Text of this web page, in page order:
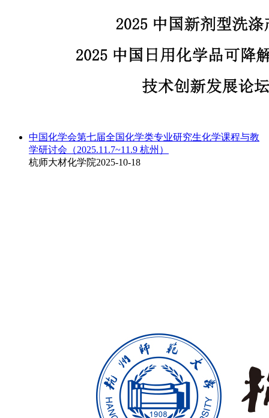
中国化学会第七届全国化学类专业研究生化学课程与教
学研讨会（2025.11.7~11.9 杭州）
杭师大材化学院2025-10-18